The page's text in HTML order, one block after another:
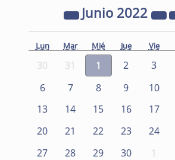
Junio 2022
Lun Mar Mié Jue Vie
30 31 1 2 3
6
7 8 9 10
13
14 15 16 17
20
21 22 23 24
27
28 29 30 1